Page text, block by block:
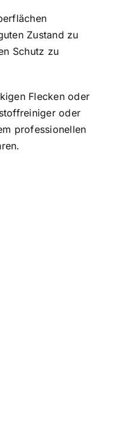
Zustand zu
Schutz zu
Flecken oder
oder
professionellen